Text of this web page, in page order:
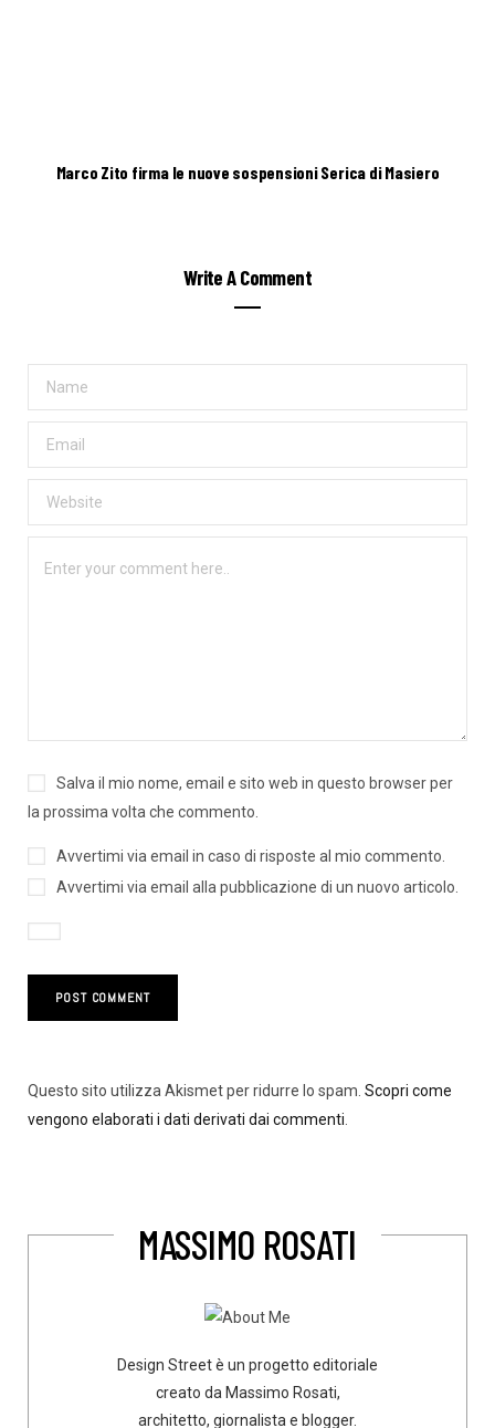
Marco Zito firma le nuove sospensioni Serica di Masiero
Write A Comment
Salva il mio nome, email e sito web in questo browser per
la prossima volta che commento.
Avvertimi via email in caso di risposte al mio commento.
Avvertimi via email alla pubblicazione di un nuovo articolo.
Questo sito utilizza Akismet per ridurre lo spam. Scopri come
vengono elaborati i dati derivati dai commenti.
MASSIMO ROSATI
Design Street è un progetto editoriale
creato da Massimo Rosati,
architetto, giornalista e blogger.